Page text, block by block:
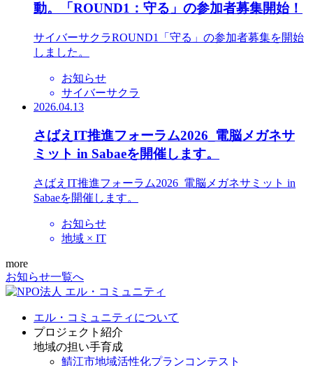
動。「ROUND1：守る」の参加者募集開始！
サイバーサクラROUND1「守る」の参加者募集を開始
しました。
お知らせ
サイバーサクラ
2026.04.13
さばえIT推進フォーラム2026_電脳メガネサ
ミット in Sabaeを開催します。
さばえIT推進フォーラム2026_電脳メガネサミット in
Sabaeを開催します。
お知らせ
地域 × IT
more
お知らせ一覧へ
エル・コミュニティについて
プロジェクト紹介
地域の担い手育成
鯖江市地域活性化プランコンテスト